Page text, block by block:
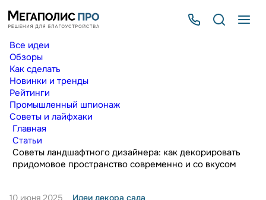
Все идеи
Обзоры
Как сделать
Новинки и тренды
Рейтинги
Промышленный шпионаж
Советы и лайфхаки
Главная
Статьи
Советы ландшафтного дизайнера: как декорировать
придомовое пространство современно и со вкусом
10 июня 2025 Идеи декора сада